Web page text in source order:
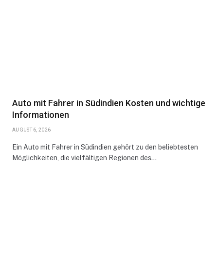
Auto mit Fahrer in Südindien Kosten und wichtige
Informationen
AUGUST 6, 2026
Ein Auto mit Fahrer in Südindien gehört zu den beliebtesten
Möglichkeiten, die vielfältigen Regionen des…